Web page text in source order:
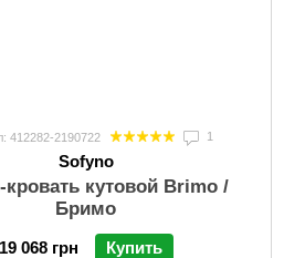
412282-2190722 1
Sofyno
кутовой Brimo /
Бримо
19 068 грн Купить